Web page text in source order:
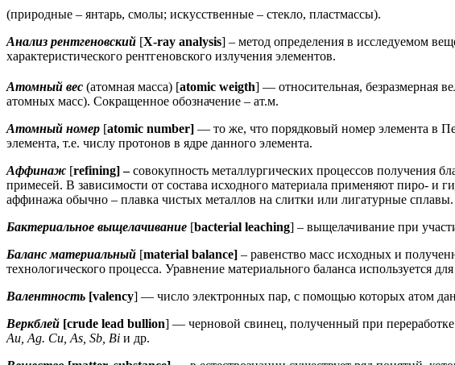
(природные – янтарь, смолы; искусственные – стекло, пластмассы).
Анализ рентгеновский [X-ray analysis] – метод определения в исследуемом
характеристического рентгеновского излучения элементов.
Атомный вес (атомная масса) [atomic weigth] — относительная, безразмерная
атомных масс). Сокращенное обозначение – ат.м.
Атомный номер [atomic number] — то же, что порядковый номер элемента в
элемента, т.е. числу протонов в ядре данного элемента.
Аффинаж [refining] –совокупность металлургических процессов получения
примесей. В зависимости от состава исходного материала применяют пиро- и
аффинажа обычно – плавка чистых металлов на слитки или лигатурные
Бактериальное выщелачивание [bacterial leaching] – выщелачивание при
Баланс материальный [material balance] – равенство масс исходных и
технологического процесса. Уравнение материального баланса используется
Валентность [valency] — число электронных пар, с помощью которых атом
Веркблей [crude lead bullion] — черновой свинец, полученный при
Au, Ag. Cu, As, Sb, Bi и др.